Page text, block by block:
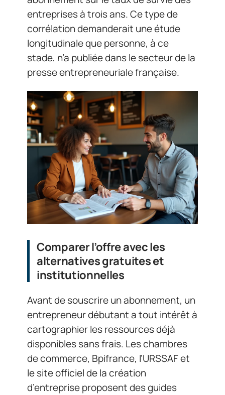
entreprises à trois ans. Ce type de
corrélation demanderait une étude
longitudinale que personne, à ce
stade, n’a publiée dans le secteur de la
presse entrepreneuriale française.
Comparer l’offre avec les
alternatives gratuites et
institutionnelles
Avant de souscrire un abonnement, un
entrepreneur débutant a tout intérêt à
cartographier les ressources déjà
disponibles sans frais. Les chambres
de commerce, Bpifrance, l’URSSAF et
le site officiel de la création
d’entreprise proposent des guides